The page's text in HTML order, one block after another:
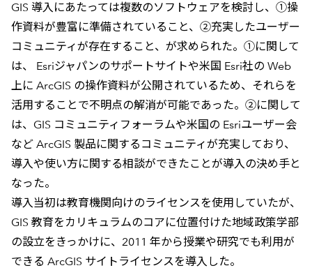
GIS 導入にあたっては複数のソフトウェアを検討し、①操
作資料が豊富に準備されていること、②充実したユーザー
コミュニティが存在すること、が求められた。①に関して
は、 Esriジャパンのサポートサイトや米国 Esri社の Web
上に ArcGIS の操作資料が公開されているため、それらを
活用することで不明点の解消が可能であった。②に関して
は、GIS コミュニティフォーラムや米国の Esriユーザー会
など ArcGIS 製品に関するコミュニティが充実しており、
導入や使い方に関する相談ができたことが導入の決め手と
なった。
導入当初は教育機関向けのライセンスを使用していたが、
GIS 教育をカリキュラムのコアに位置付けた地域政策学部
の設立をきっかけに、2011 年から授業や研究でも利用が
できる ArcGIS サイトライセンスを導入した。